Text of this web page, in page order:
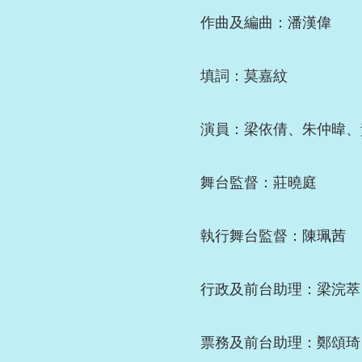
作曲及編曲：潘漢偉
填詞：莫嘉紋
演員：梁依倩、朱仲暐
舞台監督：莊曉庭
執行舞台監督：陳珮茜
行政及前台助理：梁浣萃
票務及前台助理：鄭頌琦